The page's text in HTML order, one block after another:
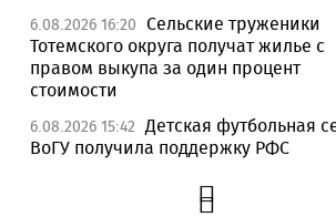
6.08.2026 16:20 Сельские труженики
Тотемского округа получат жилье с
правом выкупа за один процент
стоимости
6.08.2026 15:42 Детская футбольная
ВоГУ получила поддержку РФС
Уникальный трейл и
силовые шоу приготовили округа